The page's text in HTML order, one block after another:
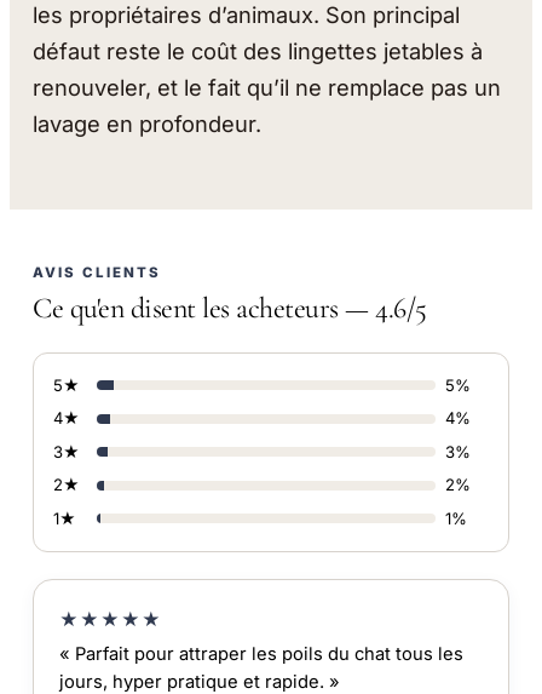
les propriétaires d’animaux. Son principal
défaut reste le coût des lingettes jetables à
renouveler, et le fait qu’il ne remplace pas un
lavage en profondeur.
AVIS CLIENTS
Ce qu'en disent les acheteurs — 4.6/5
5★
5%
4★
4%
3★
3%
2★
2%
1★
1%
★★★★★
« Parfait pour attraper les poils du chat tous les
jours, hyper pratique et rapide. »